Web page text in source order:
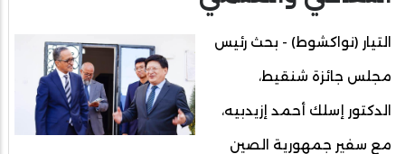
التيار (نواكشوط) - بحث رئيس
مجلس جائزة شنقيط،
الدكتور إسلك أحمد إزيدبيه،
مع سفير جمهورية الصين